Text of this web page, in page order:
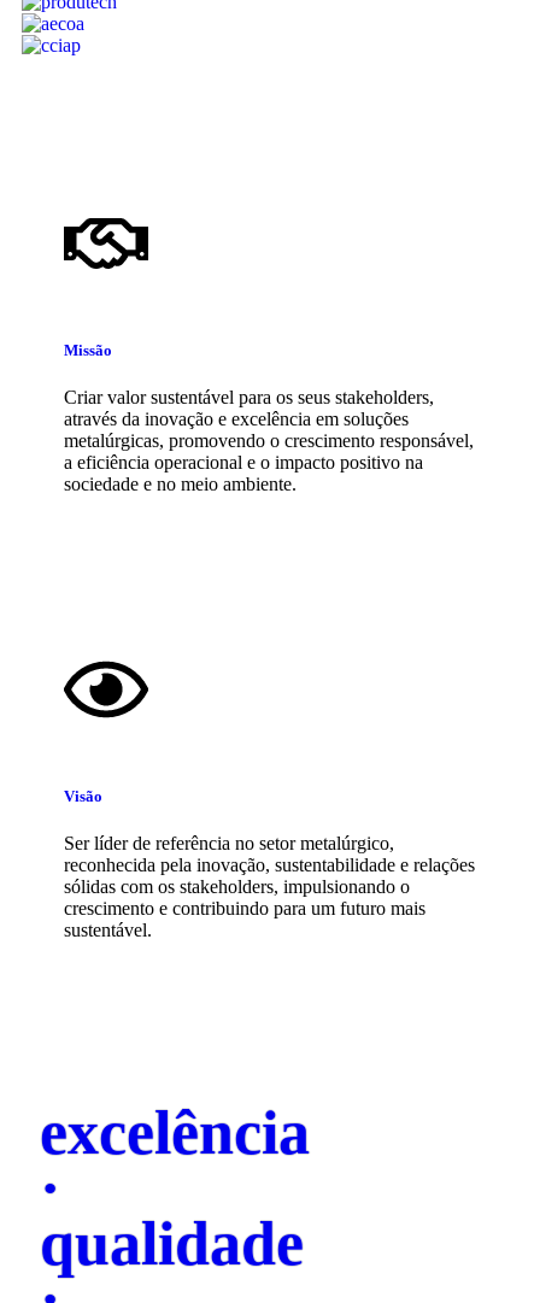
Missão
Criar valor sustentável para os seus stakeholders,
através da inovação e excelência em soluções
metalúrgicas, promovendo o crescimento responsável,
a eficiência operacional e o impacto positivo na
sociedade e no meio ambiente.
Visão
Ser líder de referência no setor metalúrgico,
reconhecida pela inovação, sustentabilidade e relações
sólidas com os stakeholders, impulsionando o
crescimento e contribuindo para um futuro mais
sustentável.
excelência
·
qualidade